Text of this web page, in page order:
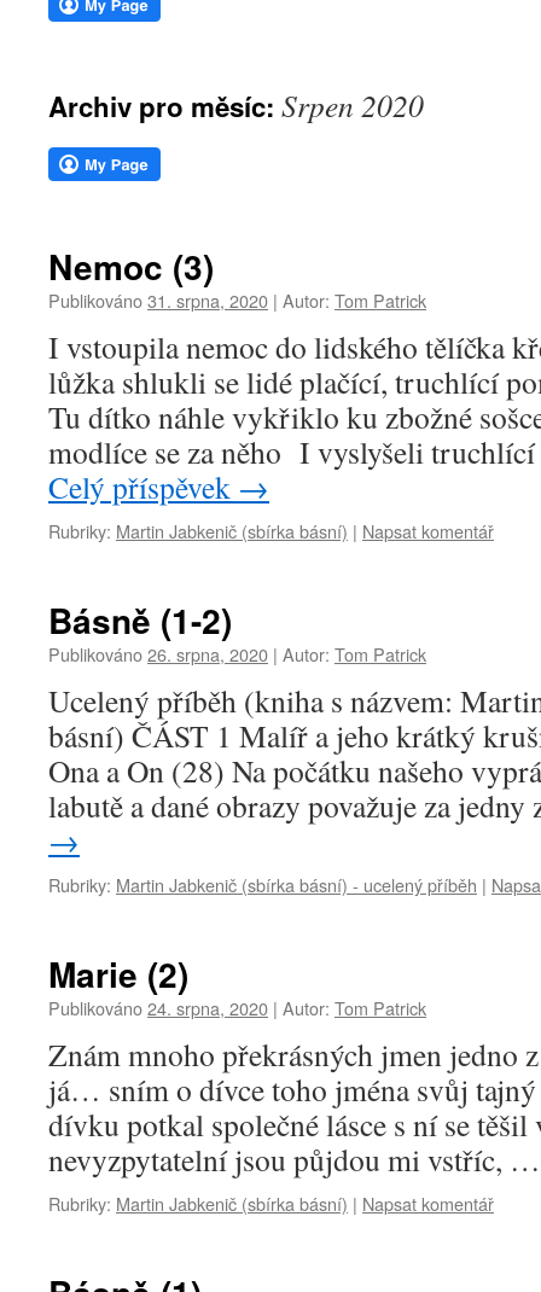
webu
Archiv pro měsíc: Srpen 2020
Nemoc (3)
Publikováno31. srpna, 2020 | Autor: Tom Patrick
I vstoupila nemoc do lidského tělíčka
lůžka shlukli se lidé plačící, truchlící
Tu dítko náhle vykřiklo ku zbožné
modlíce se za něho I vyslyšeli
Celý příspěvek →
Rubriky: Martin Jabkenič (sbírka básní) | Napsat komentář
Básně (1-2)
Publikováno26. srpna, 2020 | Autor: Tom Patrick
Ucelený příběh (kniha s názvem:
básní) ČÁST 1 Malíř a jeho krátký
Ona a On (28) Na počátku našeho
labutě a dané obrazy považuje za
→
Rubriky: Martin Jabkenič (sbírka básní) - ucelený příběh |
Marie (2)
Publikováno24. srpna, 2020 | Autor: Tom Patrick
Znám mnoho překrásných jmen jedno
já… sním o dívce toho jména svůj
dívku potkal společné lásce s ní se těšil
nevyzpytatelní jsou půjdou mi vstříc,
Rubriky: Martin Jabkenič (sbírka básní) | Napsat komentář